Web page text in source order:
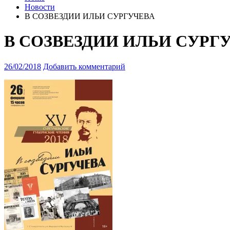
Новости
В СОЗВЕЗДИИ ИЛЬИ СУРГУЧЕВА
В СОЗВЕЗДИИ ИЛЬИ
26/02/2018 Добавить комментарий